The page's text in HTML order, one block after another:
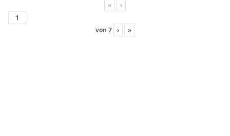
« ‹
von 7 › »